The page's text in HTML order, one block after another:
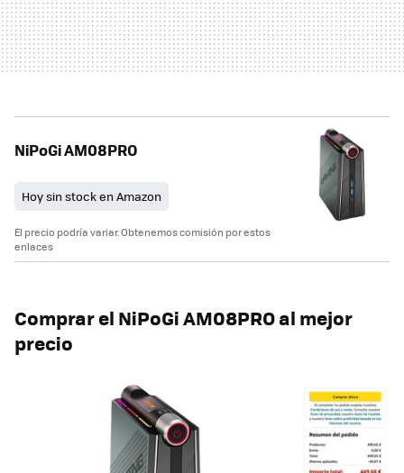
NiPoGi AM08PRO
Hoy sin stock en Amazon
El precio podría variar. Obtenemos comisión por estos
enlaces
Comprar el NiPoGi AM08PRO al mejor
precio